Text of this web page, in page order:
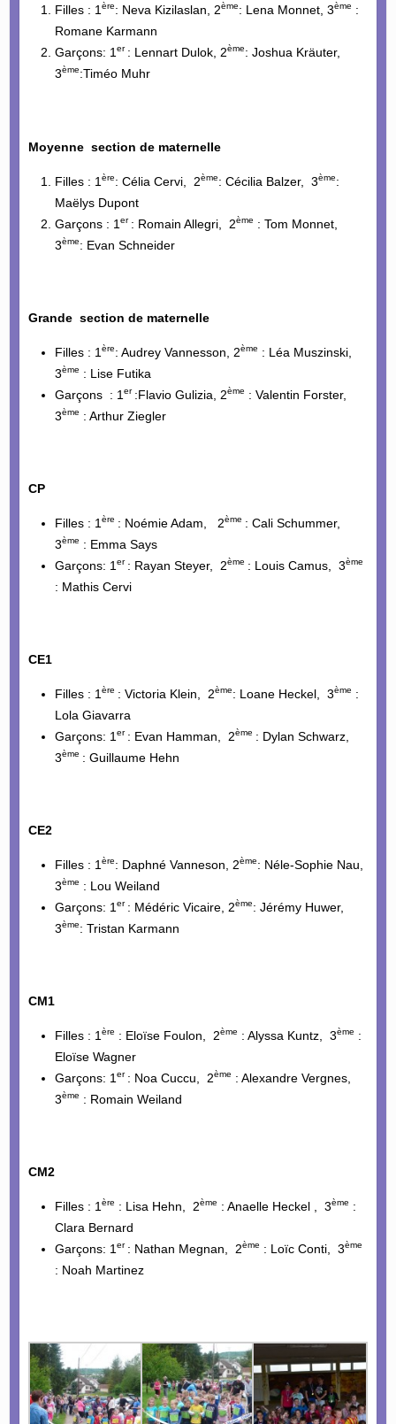
Filles : 1 ère: Neva Kizilaslan, 2ème: Lena Monnet, 3ème :
Romane Karmann
Garçons: 1 er : Lennart Dulok, 2ème: Joshua Kräuter,
3ème:Timéo Muhr
Moyenne section de maternelle
Filles : 1 ère: Célia Cervi, 2ème: Cécilia Balzer, 3ème:
Maëlys Dupont
Garçons : 1 er : Romain Allegri, 2ème : Tom Monnet,
3ème: Evan Schneider
Grande section de maternelle
Filles : 1 ère: Audrey Vannesson, 2ème : Léa Muszinski,
3ème : Lise Futika
Garçons : 1 er :Flavio Gulizia, 2ème : Valentin Forster,
3ème : Arthur Ziegler
CP
Filles : 1 ère : Noémie Adam, 2ème : Cali Schummer,
3ème : Emma Says
Garçons: 1 er : Rayan Steyer, 2ème : Louis Camus, 3ème
: Mathis Cervi
CE1
Filles : 1 ère : Victoria Klein, 2ème: Loane Heckel, 3ème :
Lola Giavarra
Garçons: 1 er : Evan Hamman, 2ème : Dylan Schwarz,
3ème : Guillaume Hehn
CE2
Filles : 1 ère: Daphné Vanneson, 2ème: Néle-Sophie Nau,
3ème : Lou Weiland
Garçons: 1 er : Médéric Vicaire, 2ème: Jérémy Huwer,
3ème: Tristan Karmann
CM1
Filles : 1 ère : Eloïse Foulon, 2ème : Alyssa Kuntz, 3ème :
Eloïse Wagner
Garçons: 1 er : Noa Cuccu, 2ème : Alexandre Vergnes,
3ème : Romain Weiland
CM2
Filles : 1 ère : Lisa Hehn, 2ème : Anaelle Heckel , 3ème :
Clara Bernard
Garçons: 1 er : Nathan Megnan, 2ème : Loïc Conti, 3ème
: Noah Martinez